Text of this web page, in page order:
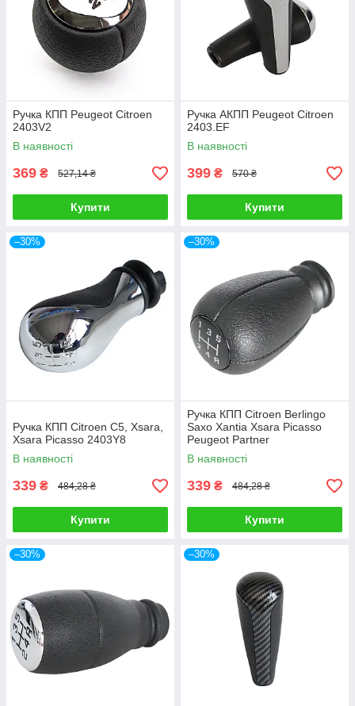
Ручка КПП Peugeot Citroen
2403V2
В наявності
369 ₴ 527,14 ₴
Купити
Ручка АКПП Peugeot Citroen
2403.EF
В наявності
399 ₴ 570 ₴
Купити
–30%
Ручка КПП Citroen C5, Xsara,
Xsara Picasso 2403Y8
В наявності
339 ₴ 484,28 ₴
Купити
–30%
Ручка КПП Citroen Berlingo
Saxo Xantia Xsara Picasso
Peugeot Partner
В наявності
339 ₴ 484,28 ₴
Купити
–30% –30%